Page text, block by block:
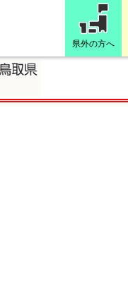
県外の方へ